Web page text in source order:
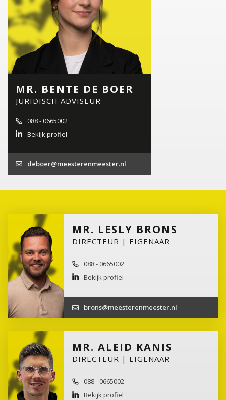
MR. BENTE DE BOER
JURIDISCH ADVISEUR
088 - 0665002
Bekijk profiel
deboer@meesterenmeester.nl
MR. LESLY BRONS
DIRECTEUR | EIGENAAR
088 - 0665002
Bekijk profiel
brons@meesterenmeester.nl
MR. ALEID KANIS
DIRECTEUR | EIGENAAR
088 - 0665002
Bekijk profiel